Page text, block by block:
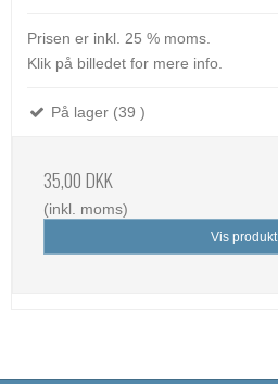
Prisen er inkl. 25 % moms.
Klik på billedet for mere info.
På lager (39 )
35,00 DKK
(inkl. moms)
Vis produkt